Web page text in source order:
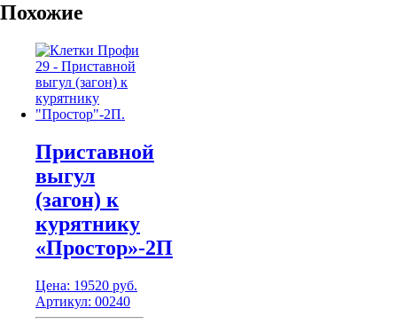
Похожие
Приставной
выгул
(загон) к
курятнику
«Простор»-2П
Цена: 19520 руб.
Артикул: 00240